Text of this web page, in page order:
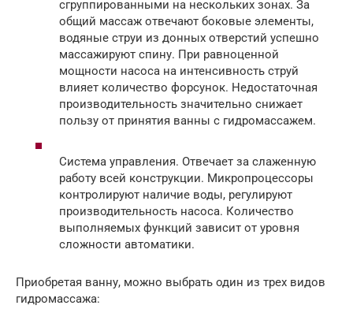
сгруппированными на нескольких зонах. За
общий массаж отвечают боковые элементы,
водяные струи из донных отверстий успешно
массажируют спину. При равноценной
мощности насоса на интенсивность струй
влияет количество форсунок. Недостаточная
производительность значительно снижает
пользу от принятия ванны с гидромассажем.
Система управления. Отвечает за слаженную
работу всей конструкции. Микропроцессоры
контролируют наличие воды, регулируют
производительность насоса. Количество
выполняемых функций зависит от уровня
сложности автоматики.
Приобретая ванну, можно выбрать один из трех видов
гидромассажа: